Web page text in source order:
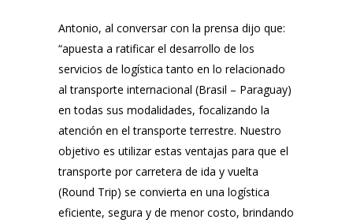
Antonio, al conversar con la prensa dijo que:
“apuesta a ratificar el desarrollo de los
servicios de logística tanto en lo relacionado
al transporte internacional (Brasil – Paraguay)
en todas sus modalidades, focalizando la
atención en el transporte terrestre. Nuestro
objetivo es utilizar estas ventajas para que el
transporte por carretera de ida y vuelta
(Round Trip) se convierta en una logística
eficiente, segura y de menor costo, brindando